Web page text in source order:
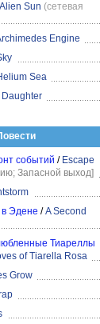
Sun (сетевая
Engine
Sea
событий / Escape
Запасной выход]
Эдене /A Second
Тиареллы
of Tiarella Rosa
Grow